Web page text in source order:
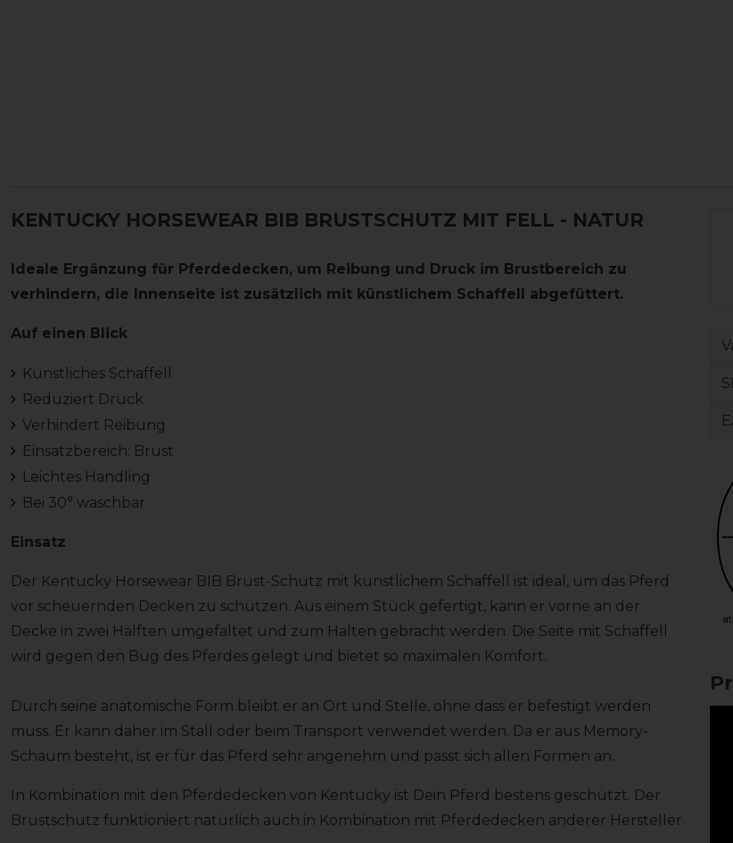
KENTUCKY HORSEWEAR BIB BRUSTSCHUTZ MIT FELL - NATUR
Ideale Ergänzung für Pferdedecken, um Reibung und Druck im Brustbereich zu
verhindern, die Innenseite ist zusätzlich mit künstlichem Schaffell abgefüttert.
Auf einen Blick
Künstliches Schaffell
Reduziert Druck
Verhindert Reibung
Einsatzbereich: Brust
Leichtes Handling
Bei 30° waschbar
Einsatz
Der Kentucky Horsewear BIB Brust-Schutz mit künstlichem Schaffell ist ideal, um das Pferd
vor scheuernden Decken zu schützen. Aus einem Stück gefertigt, kann er vorne an der
Decke in zwei Hälften umgefaltet und zum Halten gebracht werden. Die Seite mit Schaffell
wird gegen den Bug des Pferdes gelegt und bietet so maximalen Komfort.
Durch seine anatomische Form bleibt er an Ort und Stelle, ohne dass er befestigt werden
muss. Er kann daher im Stall oder beim Transport verwendet werden. Da er aus Memory-
Schaum besteht, ist er für das Pferd sehr angenehm und passt sich allen Formen an.
In Kombination mit den Pferdedecken von Kentucky ist Dein Pferd bestens geschützt. Der
Brustschutz funktioniert natürlich auch in Kombination mit Pferdedecken anderer Hersteller.